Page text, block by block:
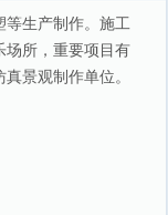
生产制作。施工
场所，重要项目有
景观制作单位。